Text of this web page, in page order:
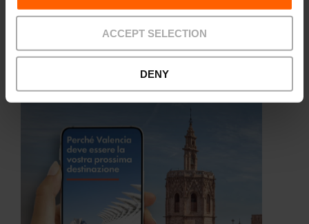
ACCEPT SELECTION
DENY
Dieci cose da non perdere durante le Fallas